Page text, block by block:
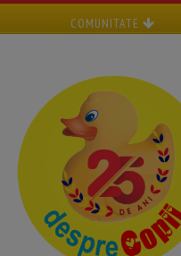
COMUNITATE